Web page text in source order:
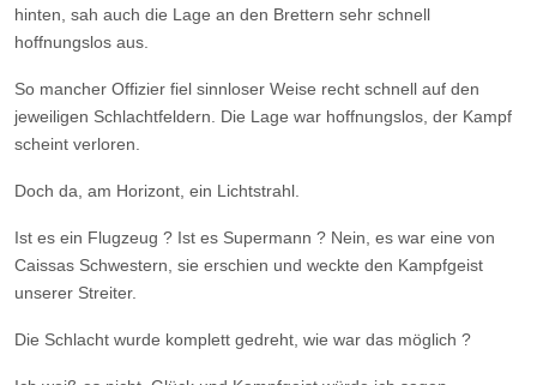
hinten, sah auch die Lage an den Brettern sehr schnell
hoffnungslos aus.
So mancher Offizier fiel sinnloser Weise recht schnell auf den
jeweiligen Schlachtfeldern. Die Lage war hoffnungslos, der Kampf
scheint verloren.
Doch da, am Horizont, ein Lichtstrahl.
Ist es ein Flugzeug ? Ist es Supermann ? Nein, es war eine von
Caissas Schwestern, sie erschien und weckte den Kampfgeist
unserer Streiter.
Die Schlacht wurde komplett gedreht, wie war das möglich ?